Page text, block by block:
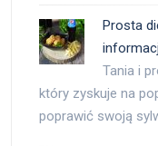
Prosta
Tania i
który zyskuje na
poprawić swoją